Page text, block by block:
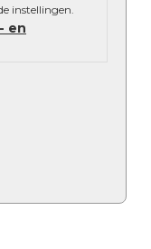
instellingen.
en